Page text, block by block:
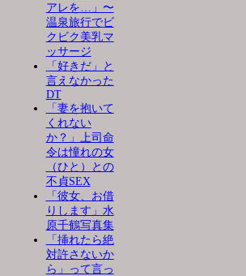
アレを…」〜
温泉旅行でビ
クビク美乳マ
ッサージ
「好きだ」と
言えなかった
DT
「妻を抱いて
くれない
か？」上司命
令は憧れの女
（ひと）との
不貞SEX
「彼女、お借
りします」水
原千鶴写真集
「挿れたら絶
対許さないか
ら」って言っ